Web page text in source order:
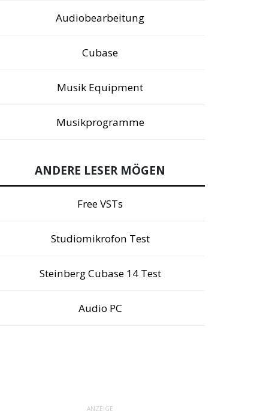
Audiobearbeitung
Cubase
Musik Equipment
Musikprogramme
ANDERE LESER MÖGEN
Free VSTs
Studiomikrofon Test
Steinberg Cubase 14 Test
Audio PC
ANZEIGE